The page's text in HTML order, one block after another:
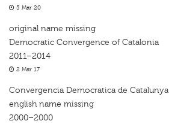
5 Mar 20
original name missing
Democratic Convergence of Catalonia
2011–2014
2 Mar 17
Convergencia Democratica de Catalunya
english name missing
2000–2000